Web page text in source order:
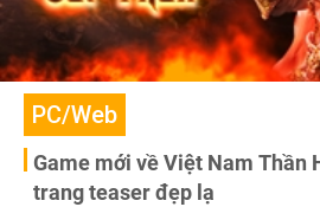
PC/Web
Game mới về Việt Nam Thần
trang teaser đẹp lạ